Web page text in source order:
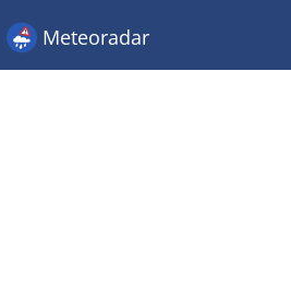
Meteoradar